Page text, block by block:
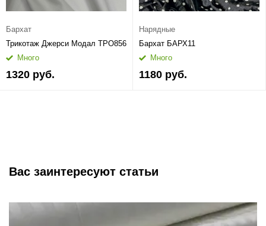
Бархат
Трикотаж Джерси Модал ТРО856
Много
1320 руб.
Нарядные
Бархат БАРХ11
Много
1180 руб.
Вас заинтересуют статьи